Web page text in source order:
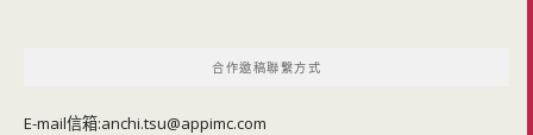
合作邀稿聯繫方式
E-mail信箱:anchi.tsu@appimc.com